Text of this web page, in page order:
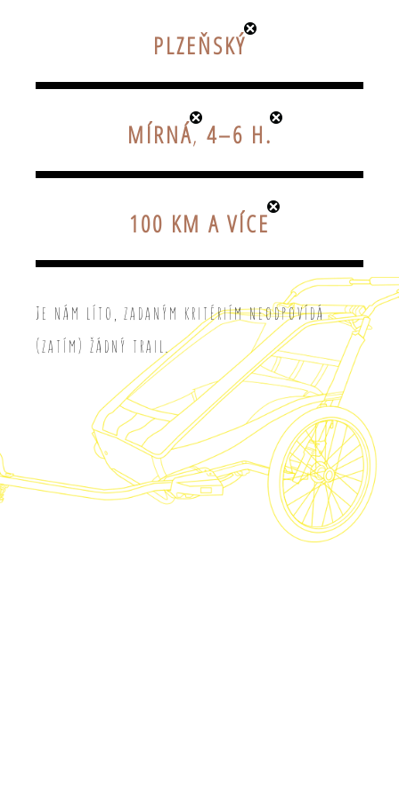
PLZEŇSKÝ
MÍRNÁ, 4–6 H.
100 KM A VÍCE
Je nám líto, zadaným kritériím neodpovídá
(zatím) žádný trail.